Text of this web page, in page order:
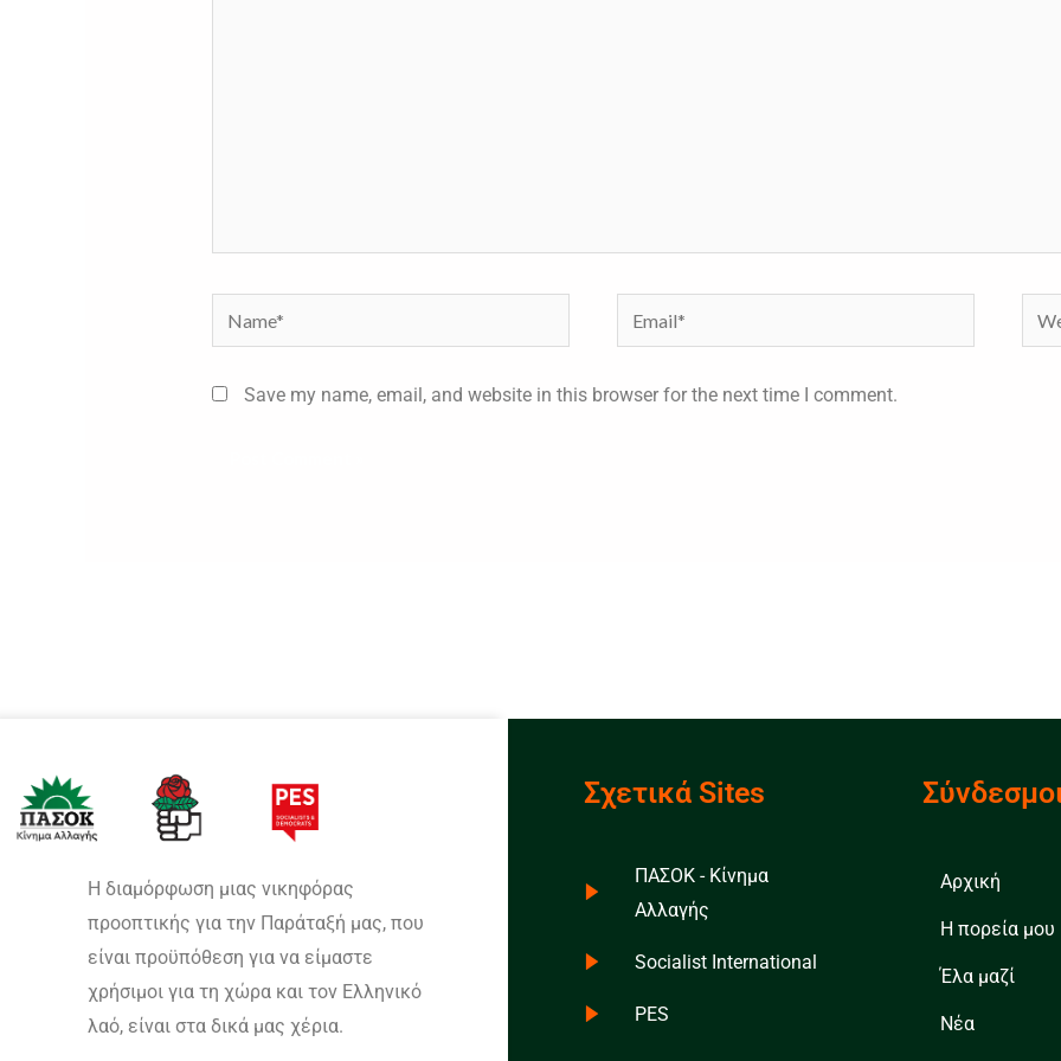
Name* Email*
Save my name, email, and website in this browser for the next time I comment.
Η διαμόρφωση μιας νικηφόρας
προοπτικής για την Παράταξή μας, που
είναι προϋπόθεση για να είμαστε
χρήσιμοι για τη χώρα και τον Ελληνικό
λαό, είναι στα δικά μας χέρια.
Σχετικά Sites
ΠΑΣΟΚ - Κίνημα
Αλλαγής
Socialist International
PES
Αρχική
Η πορεία μου
Έλα μαζί
Νέα